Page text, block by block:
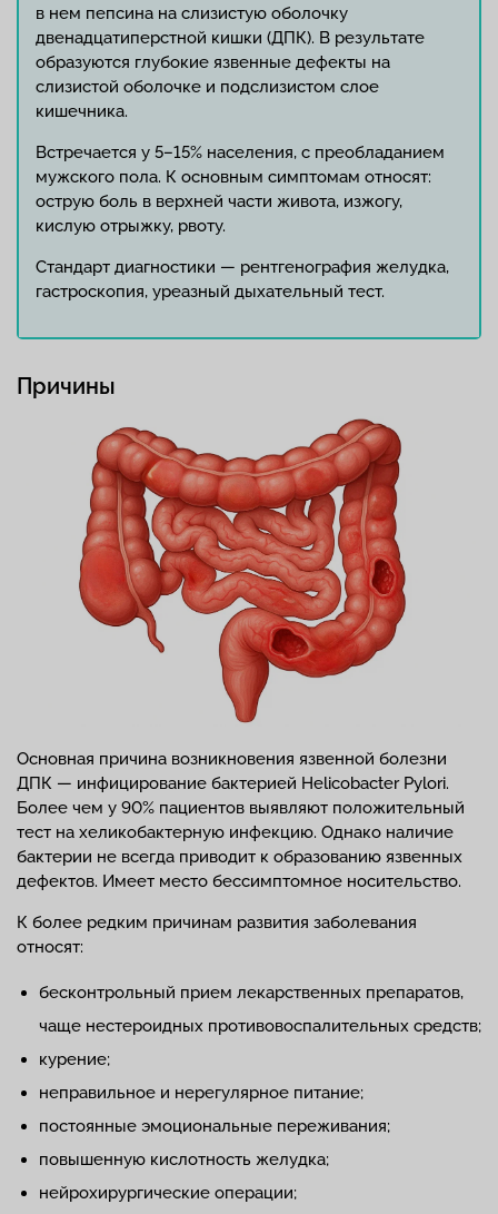
в нем пепсина на слизистую оболочку
двенадцатиперстной кишки (ДПК). В результате
образуются глубокие язвенные дефекты на
слизистой оболочке и подслизистом слое
кишечника.
Встречается у 5–15% населения, с преобладанием
мужского пола. К основным симптомам относят:
острую боль в верхней части живота, изжогу,
кислую отрыжку, рвоту.
Стандарт диагностики — рентгенография желудка,
гастроскопия, уреазный дыхательный тест.
Причины
Основная причина возникновения язвенной болезни
ДПК — инфицирование бактерией Helicobacter Pylori.
Более чем у 90% пациентов выявляют положительный
тест на хеликобактерную инфекцию. Однако наличие
бактерии не всегда приводит к образованию язвенных
дефектов. Имеет место бессимптомное носительство.
К более редким причинам развития заболевания
относят:
бесконтрольный прием лекарственных препаратов,
чаще нестероидных противовоспалительных средств;
курение;
неправильное и нерегулярное питание;
постоянные эмоциональные переживания;
повышенную кислотность желудка;
нейрохирургические операции;